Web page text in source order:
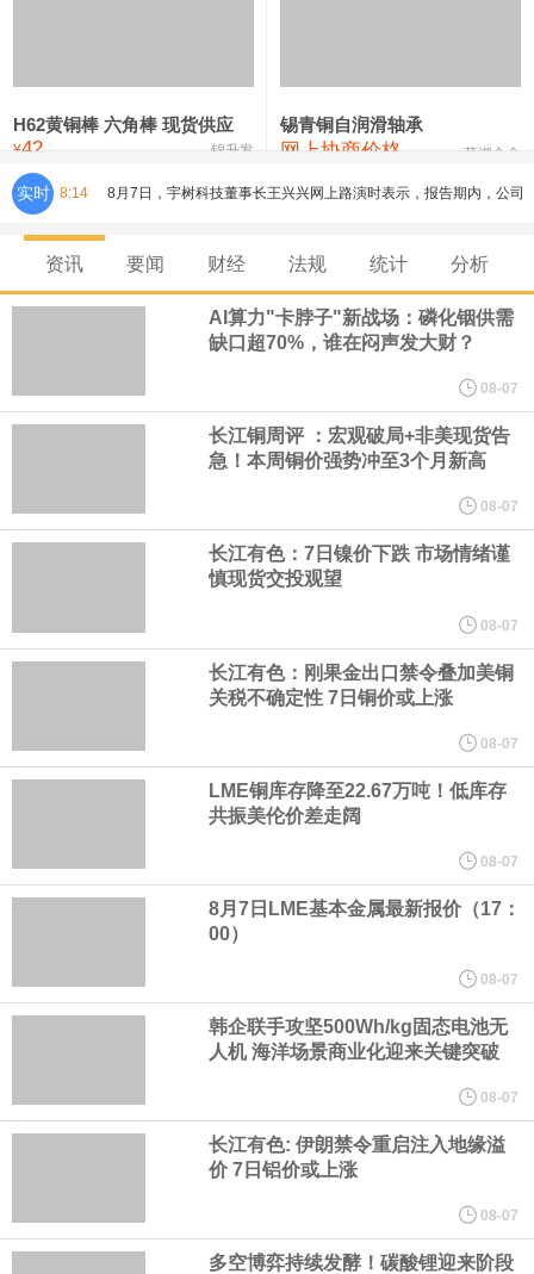
氯化镍 38,300—40,300 39,300 0
H62黄铜棒 六角棒 现货供应
¥42 锦升发
锡青铜自润滑轴承
网上协商价格 芜湖合金
实时 8:14
元，最近3年复合增长率达70.36%，呈快速增长趋势，并形成多项
核心技术和知识产权。截至2026年1月31日，公司拥有262项专利权
（含境内发明专利20项）。
纽约期银日内涨4%，现报64.08美元/盎司。
宇树科技董事长、总经理兼首席技术官王兴兴在网上路演时表示，
经过多年研发创新和技术积累，公司逐步形成了包括一体化关节集
成技术、高紧凑度机器人身体集成技术、机器人激光雷达全自研核
心技术等多项已商业化应用的核心技术并已应用于公司的高性能通
用人形机器人、四足机器人等产品。
美国总统特朗普6日否认他对国防部长赫格塞思不满，称对赫格塞思
所做的工作“非常满意”。特朗普在社交媒体上发帖称，一些媒体有关
他与赫格塞思就弹药短缺问题发生冲突的报道是“完全没有根据的谣
言”，他对赫格塞思所做的工作“非常满意”。
纽约期银突破64美元/盎司，日内涨3.91%。
据报道，威刚近日在法说会上表示，在需求增加、价格走高及货源
稳定的三大有利因素带动下，预期第3季度营运将优于第2季度，并
进一步扩大全年营运成果。
资讯 要闻 财经 法规 统计 分析
AI算力"卡脖子"新战场：磷化铟供需
缺口超70%，谁在闷声发大财？
08-07
长江铜周评 ：宏观破局+非美现货告
急！本周铜价强势冲至3个月新高
08-07
长江有色：7日镍价下跌 市场情绪谨
慎现货交投观望
08-07
长江有色：刚果金出口禁令叠加美铜
关税不确定性 7日铜价或上涨
08-07
LME铜库存降至22.67万吨！低库存
共振美伦价差走阔
08-07
8月7日LME基本金属最新报价（17：
00）
08-07
韩企联手攻坚500Wh/kg固态电池无
人机 海洋场景商业化迎来关键突破
08-07
长江有色: 伊朗禁令重启注入地缘溢
价 7日铝价或上涨
08-07
多空博弈持续发酵！碳酸锂迎来阶段